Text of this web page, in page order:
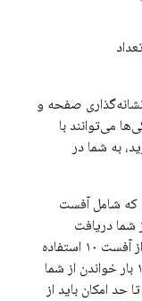
نشانه‌گذاری صفحه و
می‌توانند با
به شما در
که شامل آفست
شما دریافت
می‌شود. به عنوان مثال، اگر درخواست شما از آفست ۱۰ استفاده
کند و درخواست ۱ سند را برگرداند، هزینه ۱۱ بار خواندن از شما
حد امکان باید از